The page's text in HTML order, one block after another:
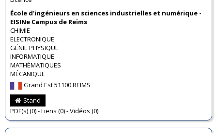
École d'ingénieurs en sciences industrielles et numérique -
EISINe Campus de Reims
CHIMIE
ELECTRONIQUE
GÉNIE PHYSIQUE
INFORMATIQUE
MATHÉMATIQUES
MÉCANIQUE
Grand Est 51100 REIMS
Stand
PDF(s) (0) - Liens (0) - Vidéos (0)